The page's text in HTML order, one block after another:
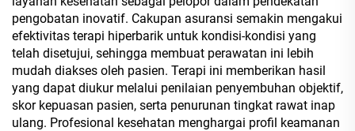
pengobatan inovatif. Cakupan asuransi semakin mengakui
efektivitas terapi hiperbarik untuk kondisi-kondisi yang
telah disetujui, sehingga membuat perawatan ini lebih
mudah diakses oleh pasien. Terapi ini memberikan hasil
yang dapat diukur melalui penilaian penyembuhan objektif,
skor kepuasan pasien, serta penurunan tingkat rawat inap
ulang. Profesional kesehatan menghargai profil keamanan